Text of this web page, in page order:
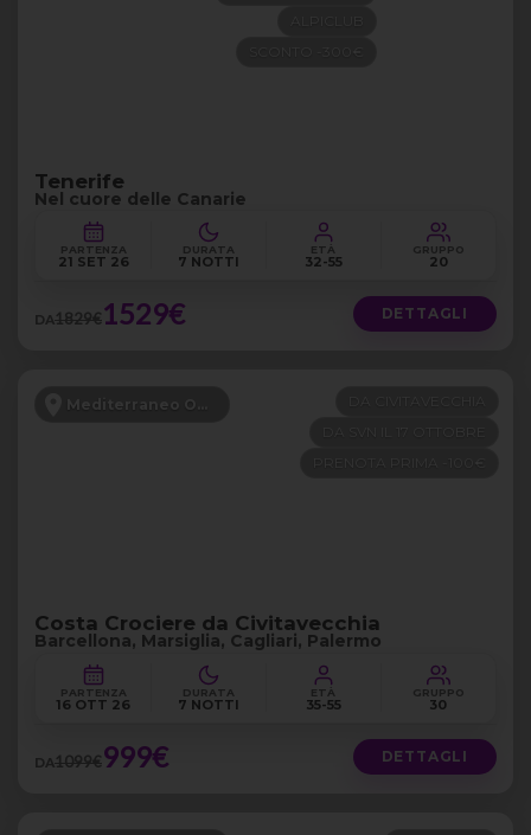
Tenerife
Nel cuore delle Canarie
PARTENZA
21 SET 26
DURATA
7 NOTTI
ETÀ
32-55
GRUPPO
20
DA1829€1529€ DETTAGLI
Mediterraneo Occidentale
Costa Crociere da Civitavecchia
Barcellona, Marsiglia, Cagliari, Palermo
PARTENZA
16 OTT 26
DURATA
7 NOTTI
ETÀ
35-55
GRUPPO
30
DA1099€999€ DETTAGLI